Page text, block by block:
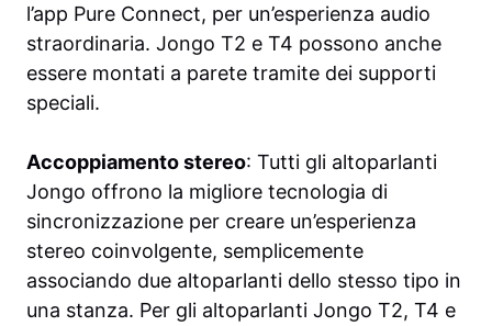
l’app Pure Connect, per un’esperienza audio
straordinaria. Jongo T2 e T4 possono anche
essere montati a parete tramite dei supporti
speciali.
Accoppiamento stereo: Tutti gli altoparlanti
Jongo offrono la migliore tecnologia di
sincronizzazione per creare un’esperienza
stereo coinvolgente, semplicemente
associando due altoparlanti dello stesso tipo in
una stanza. Per gli altoparlanti Jongo T2, T4 e